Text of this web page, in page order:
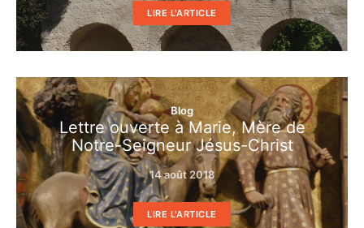
LIRE L'ARTICLE
Blog
Lettre ouverte à Marie, Mère de
Notre-Seigneur Jésus-Christ
14 août 2018
LIRE L'ARTICLE